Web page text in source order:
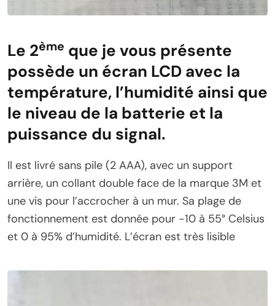
Le 2ème que je vous présente
possède un écran LCD avec la
température, l’humidité ainsi que
le niveau de la batterie et la
puissance du signal.
Il est livré sans pile (2 AAA), avec un support
arrière, un collant double face de la marque 3M et
une vis pour l’accrocher à un mur. Sa plage de
fonctionnement est donnée pour -10 à 55° Celsius
et 0 à 95% d’humidité. L’écran est très lisible